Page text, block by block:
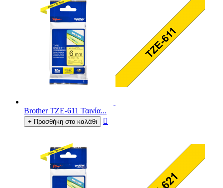
Brother TZE-611 Ταινία...
+ Προσθήκη στο καλάθι 